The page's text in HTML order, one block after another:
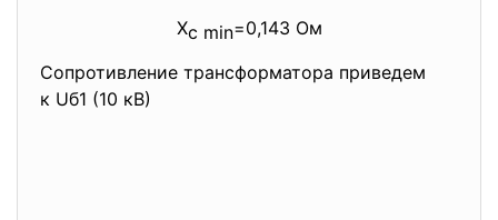
Xс min=0,143 Ом
Сопротивление трансформатора приведем
к Uб1 (10 кВ)